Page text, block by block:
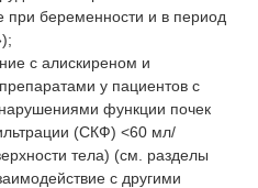
беременности и в период
с алискиреном и
у пациентов с
функции почек
(СКФ) <60 мл/
тела) (см. разделы
с другими